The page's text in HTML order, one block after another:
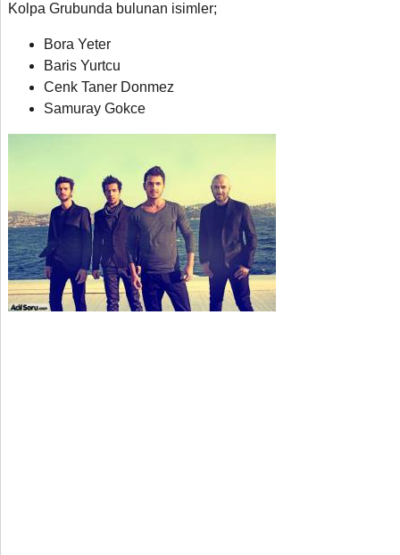
Kolpa Grubunda bulunan isimler;
Bora Yeter
Baris Yurtcu
Cenk Taner Donmez
Samuray Gokce